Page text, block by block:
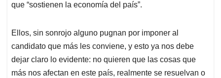
que “sostienen la economía del país”.
Ellos, sin sonrojo alguno pugnan por imponer al
candidato que más les conviene, y esto ya nos debe
dejar claro lo evidente: no quieren que las cosas que
más nos afectan en este país, realmente se resuelvan o